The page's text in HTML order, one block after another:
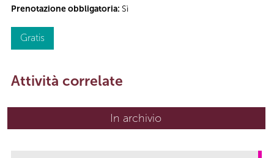
Prenotazione obbligatoria: Sì
Gratis
Attività correlate
In archivio